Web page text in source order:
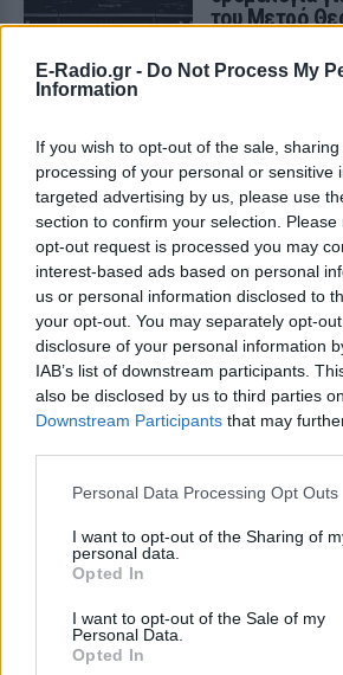
E-Radio.gr - Do Not Process My
Information
If you wish to opt-out of the sale,
processing of your personal or sensitive
targeted advertising by us, please use
section to confirm your selection.
opt-out request is processed you may
interest-based ads based on personal
us or personal information disclosed to
your opt-out. You may separately opt-
disclosure of your personal information
IAB’s list of downstream participants.
also be disclosed by us to third parties
Downstream Participants that may
Personal Data Processing Opt Outs
I want to opt-out of the Sharing of
personal data.
Opted In
I want to opt-out of the Sale of my
Personal Data.
Opted In
του Μετρό
εισιτήρια
εξήγησε γιατί τα
γίνονται
επιβάτες, και τι
εισιτήρια και
ΗΠΑ:
κλόουν
ηλικιωμένο
λεωφορείου –
δράστη
ΣΉΜΕΡΑ
Ο έφηβος
επανειλημμένα
Αλεν σε στάση
αποτέλεσμα τον
κατάθεση
«Κοίταξα να
ΣΉΜΕΡΑ